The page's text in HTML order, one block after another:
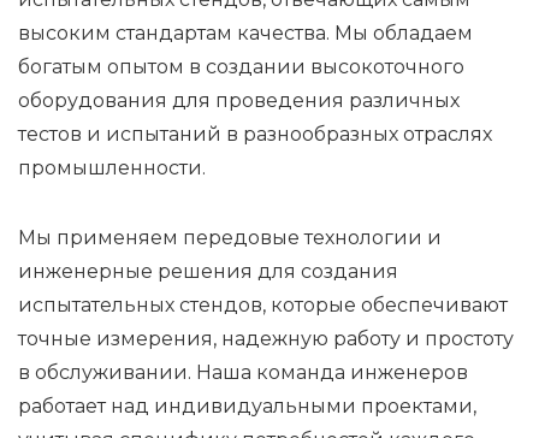
высоким стандартам качества. Мы обладаем
богатым опытом в создании высокоточного
оборудования для проведения различных
тестов и испытаний в разнообразных отраслях
промышленности.
Мы применяем передовые технологии и
инженерные решения для создания
испытательных стендов, которые обеспечивают
точные измерения, надежную работу и простоту
в обслуживании. Наша команда инженеров
работает над индивидуальными проектами,